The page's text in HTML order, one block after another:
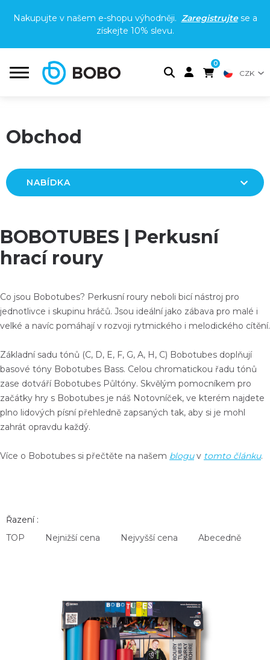
Nakupujte v našem e-shopu výhodněji. Zaregistrujtese a
získejte 10% slevu.
0
CZK
Obchod
NABÍDKA
BOBOTUBES | Perkusní
hrací roury
Co jsou Bobotubes? Perkusní roury neboli bicí nástroj pro
jednotlivce i skupinu hráčů. Jsou ideální jako zábava pro malé i
velké a navíc pomáhají v rozvoji rytmického i melodického cítění.
Základní sadu tónů (C, D, E, F, G, A, H, C) Bobotubes doplňují
basové tóny Bobotubes Bass. Celou chromatickou řadu tónů
zase dotváří Bobotubes Půltóny. Skvělým pomocníkem pro
začátky hry s Bobotubes je náš Notovníček, ve kterém najdete
plno lidových písní přehledně zapsaných tak, aby si je mohl
zahrát opravdu každý.
Více o Bobotubes si přečtěte na našem bloguv tomto článku.
Řazení :
TOP
Nejnižší cena Nejvyšší cena Abecedně